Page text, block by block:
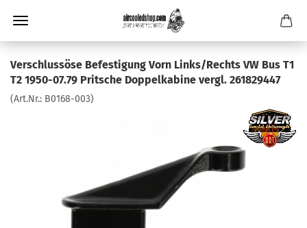
Verschlussöse Befestigung Vorn Links/Rechts VW Bus T1
T2 1950-07.79 Pritsche Doppelkabine vergl. 261829447
(Art.Nr.: B0168-003)